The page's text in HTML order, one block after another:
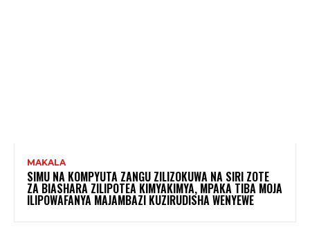
MAKALA
SIMU NA KOMPYUTA ZANGU ZILIZOKUWA NA SIRI ZOTE
ZA BIASHARA ZILIPOTEA KIMYAKIMYA, MPAKA TIBA MOJA
ILIPOWAFANYA MAJAMBAZI KUZIRUDISHA WENYEWE